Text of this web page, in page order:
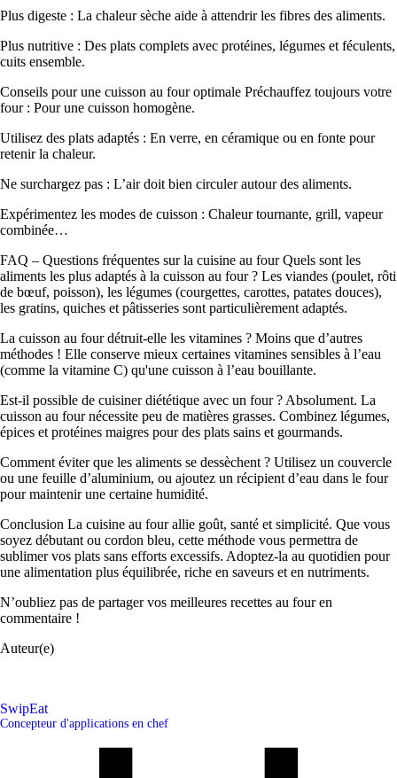
Plus digeste : La chaleur sèche aide à attendrir les fibres des aliments.
Plus nutritive : Des plats complets avec protéines, légumes et féculents,
cuits ensemble.
Conseils pour une cuisson au four optimale Préchauffez toujours votre
four : Pour une cuisson homogène.
Utilisez des plats adaptés : En verre, en céramique ou en fonte pour
retenir la chaleur.
Ne surchargez pas : L’air doit bien circuler autour des aliments.
Expérimentez les modes de cuisson : Chaleur tournante, grill, vapeur
combinée…
FAQ – Questions fréquentes sur la cuisine au four Quels sont les
aliments les plus adaptés à la cuisson au four ? Les viandes (poulet, rôti
de bœuf, poisson), les légumes (courgettes, carottes, patates douces),
les gratins, quiches et pâtisseries sont particulièrement adaptés.
La cuisson au four détruit-elle les vitamines ? Moins que d’autres
méthodes ! Elle conserve mieux certaines vitamines sensibles à l’eau
(comme la vitamine C) qu'une cuisson à l’eau bouillante.
Est-il possible de cuisiner diététique avec un four ? Absolument. La
cuisson au four nécessite peu de matières grasses. Combinez légumes,
épices et protéines maigres pour des plats sains et gourmands.
Comment éviter que les aliments se dessèchent ? Utilisez un couvercle
ou une feuille d’aluminium, ou ajoutez un récipient d’eau dans le four
pour maintenir une certaine humidité.
Conclusion La cuisine au four allie goût, santé et simplicité. Que vous
soyez débutant ou cordon bleu, cette méthode vous permettra de
sublimer vos plats sans efforts excessifs. Adoptez-la au quotidien pour
une alimentation plus équilibrée, riche en saveurs et en nutriments.
N’oubliez pas de partager vos meilleures recettes au four en
commentaire !
Auteur(e)
SwipEat
Concepteur d'applications en chef